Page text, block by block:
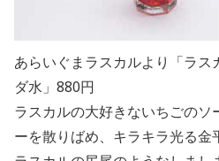
あらいぐまラスカルより「ラス
ダ水」880円
ラスカルの大好きないちごのソ
ーを散りばめ、キラキラ光る金